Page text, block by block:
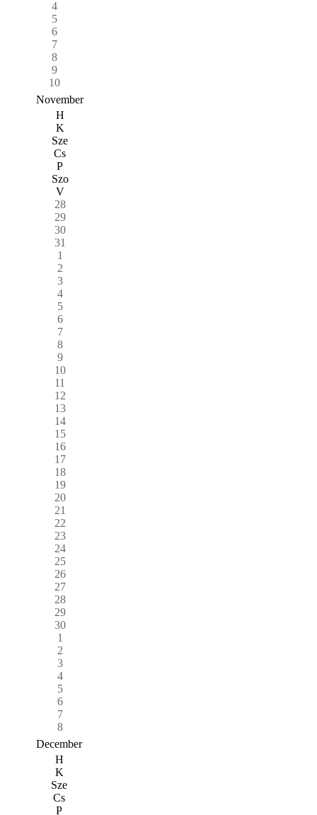
4
5
6
7
8
9
10
November
H
K
Sze
Cs
P
Szo
V
28
29
30
31
1
2
3
4
5
6
7
8
9
10
11
12
13
14
15
16
17
18
19
20
21
22
23
24
25
26
27
28
29
30
1
2
3
4
5
6
7
8
December
H
K
Sze
Cs
P